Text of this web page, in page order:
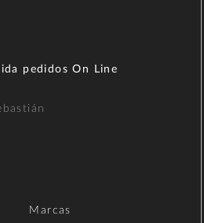
pedidos On Line
Marcas